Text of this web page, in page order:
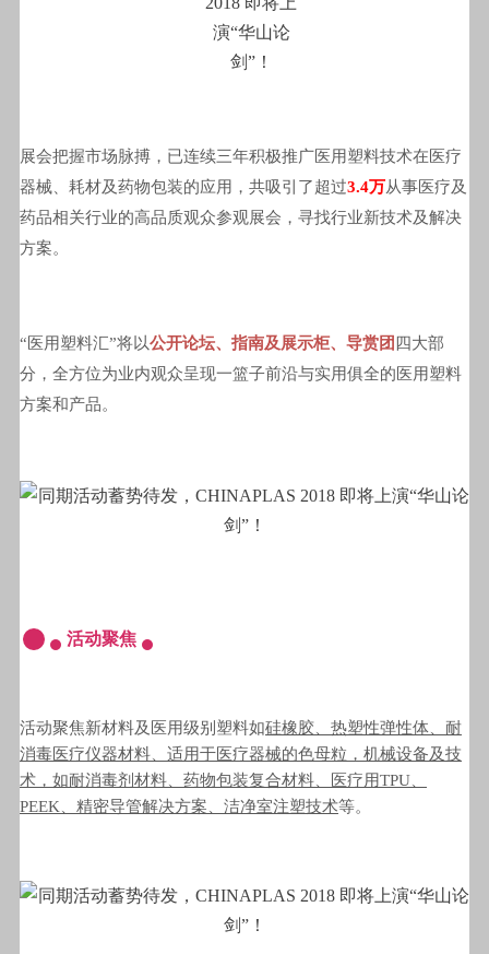
展会把握市场脉搏，已连续三年积极推广医用塑料技术在医疗
器械、耗材及药物包装的应用，共吸引了超过3.4万从事医疗及
药品相关行业的高品质观众参观展会，寻找行业新技术及解决
方案。
“医用塑料汇”将以公开论坛、指南及展示柜、导赏团 四大部
分，全方位为业内观众呈现一篮子前沿与实用俱全的医用塑料
方案和产品。
活动聚焦
活动聚焦新材料及医用级别塑料如硅橡胶、热塑性弹性体、耐
消毒医疗仪器材料、适用于医疗器械的色母粒，机械设备及技
术，如耐消毒剂材料、药物包装复合材料、医疗用TPU、
PEEK、精密导管解决方案、洁净室注塑技术等。